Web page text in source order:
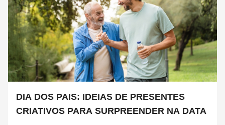
DIA DOS PAIS: IDEIAS DE PRESENTES
CRIATIVOS PARA SURPREENDER NA DATA